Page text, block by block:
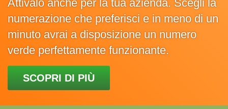
Attivalo anche per la tua azienda. Scegli la
numerazione che preferisci e in meno di un
minuto avrai a disposizione un numero
verde perfettamente funzionante.
SCOPRI DI PIÙ